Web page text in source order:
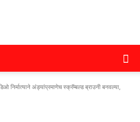
क्राइम
महाराष्ट्र
निर्मात्याने अंड्यांप्रमाणेच स्क्रॅम्बल्ड ब्राउनी बनवल्या,